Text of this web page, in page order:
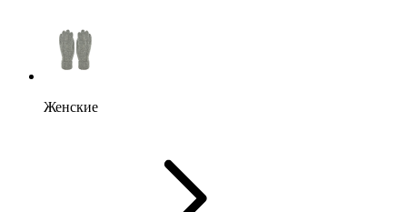
Женские